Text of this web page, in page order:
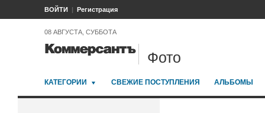
ВОЙТИ Регистрация
08 АВГУСТА, СУББОТА
Фото
КАТЕГОРИИ СВЕЖИЕ ПОСТУПЛЕНИЯ АЛЬБОМЫ